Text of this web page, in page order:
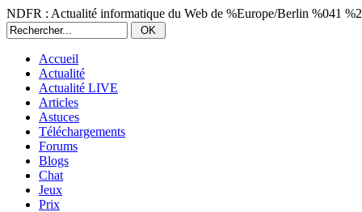
NDFR : Actualité informatique du Web de %Europe/Berlin %041
Accueil
Actualité
Actualité LIVE
Articles
Astuces
Téléchargements
Forums
Blogs
Chat
Jeux
Prix